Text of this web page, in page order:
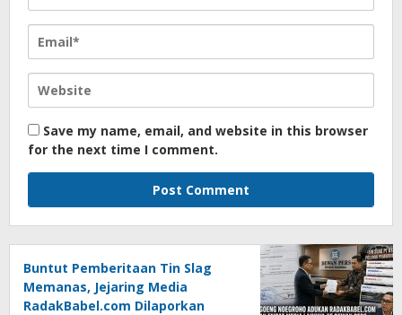
Save my name, email, and website in this browser
for the next time I comment.
Buntut Pemberitaan Tin Slag
Memanas, Jejaring Media
RadakBabel.com Dilaporkan